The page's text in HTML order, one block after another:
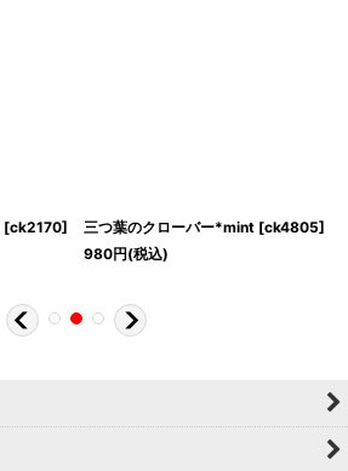
[ck2170]
三つ葉のクローバー*mint [ck4805]
980円(税込)